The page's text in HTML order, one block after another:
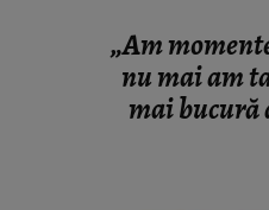
„Am
nu mai am
mai bucură